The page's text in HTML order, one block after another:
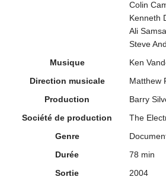
Colin
Kenneth
Ali
Steve
Musique
Ken
Direction musicale
Matthew
Production
Barry
Société de production
The
Genre
Durée
78 min
Sortie
2004